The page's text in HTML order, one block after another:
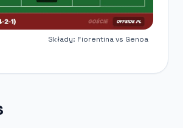
Składy: Fiorentina vs Genoa